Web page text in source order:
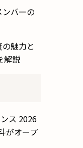
ンバーの
魅力と
解説
ス 2026
がオープ